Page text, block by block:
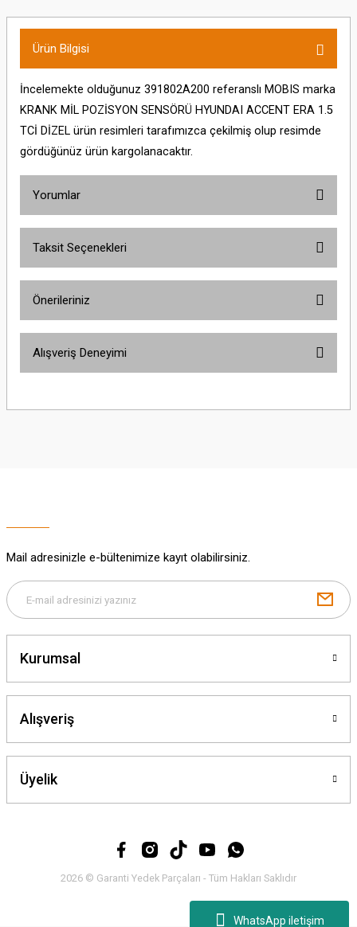
WhatsApp iletişim
Ürün Bilgisi
İncelemekte olduğunuz 391802A200 referanslı MOBIS marka
KRANK MİL POZİSYON SENSÖRÜ HYUNDAI ACCENT ERA 1.5
TCİ DİZEL ürün resimleri tarafımızca çekilmiş olup resimde
gördüğünüz ürün kargolanacaktır.
Yorumlar
Taksit Seçenekleri
Önerileriniz
yetersiz gördüğünüz noktaları öneri formunu kullanarak tarafımıza
Gönder
Alışveriş Deneyimi
Mail adresinizle e-bültenimize kayıt olabilirsiniz.
Kurumsal
Alışveriş
Üyelik
2026 © Garanti Yedek Parçaları - Tüm Hakları Saklıdır